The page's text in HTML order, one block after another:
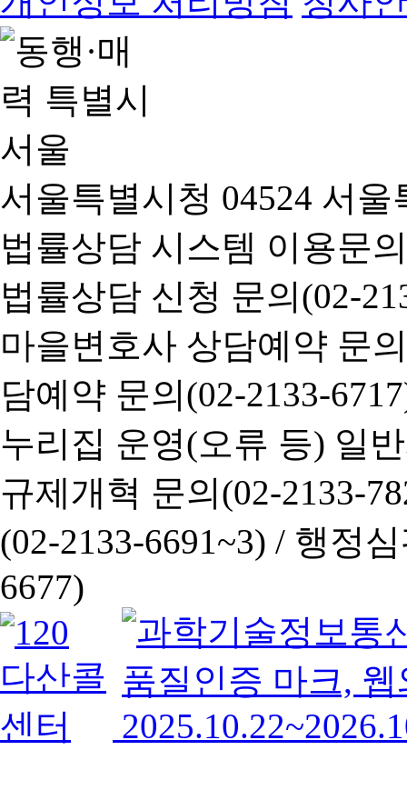
서울특별시청 04524 서
법률상담 시스템 이용문
법률상담 신청 문의(02-
마을변호사 상담예약 문
담예약 문의(02-2133-
누리집 운영(오류 등) 일
규제개혁 문의(02-2133-
(02-2133-6691~3) / 행정심
6677)